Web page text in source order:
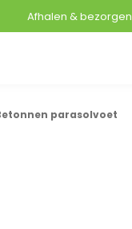
Afhalen & bezorgen
parasolvoet